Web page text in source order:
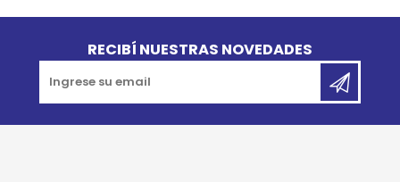
RECIBÍ NUESTRAS NOVEDADES